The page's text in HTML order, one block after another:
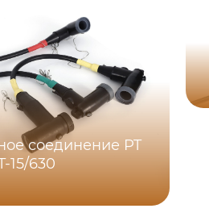
соединение PT
15/630